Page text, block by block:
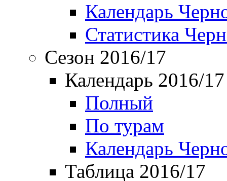
Календарь
Статистика
Сезон 2016/17
Календарь 2016/17
Полный
По турам
Календарь
Таблица 2016/17